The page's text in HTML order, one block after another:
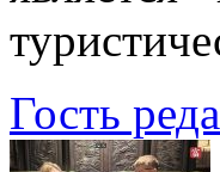
Гость